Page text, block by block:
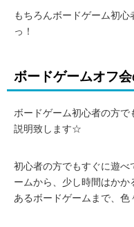
もちろんボードゲーム初
っ！
ボードゲームオフ
ボードゲーム初心者の方
説明致します☆
初心者の方でもすぐに遊
ームから、少し時間はか
あるボードゲームまで、色